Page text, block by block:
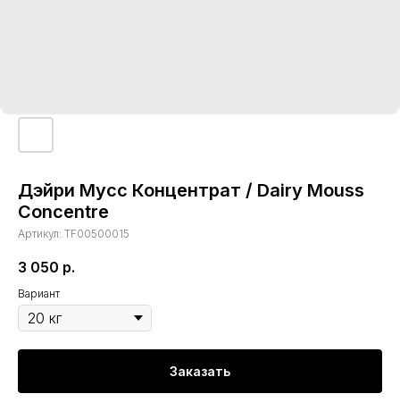
Дэйри Мусс Концентрат / Dairy Mouss
Concentre
Артикул: TF00500015
3 050 р.
Вариант
Заказать